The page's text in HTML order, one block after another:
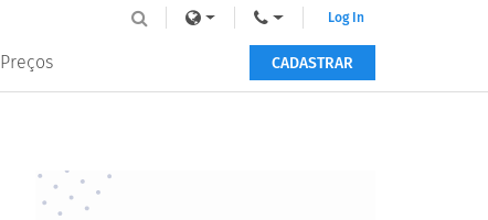
Preços
Log In
CADASTRAR
Primary